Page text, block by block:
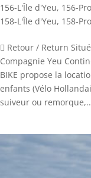
156-L'Île d'Yeu, 156-
158-L'Île d'Yeu, 158-
 Retour / Return
Compagnie Yeu
BIKE propose la
enfants (Vélo
suiveur ou